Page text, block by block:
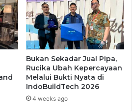
Bukan Sekadar Jual Pipa,
Rucika Ubah Kepercayaan
Melalui Bukti Nyata di
IndoBuildTech 2026
4 weeks ago